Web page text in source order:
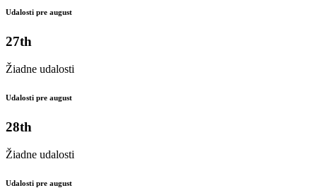
Udalosti pre august
27th
Žiadne udalosti
Udalosti pre august
28th
Žiadne udalosti
Udalosti pre august